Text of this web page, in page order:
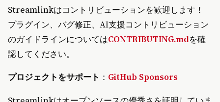
Streamlinkはコントリビューションを歓迎します！
プラグイン、バグ修正、AI支援コントリビューション
のガイドラインについてはCONTRIBUTING.mdを確
認してください。
プロジェクトをサポート ： GitHub Sponsors